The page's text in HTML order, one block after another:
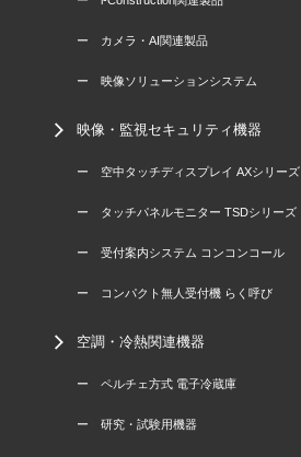
ー カメラ・AI関連製品
ー 映像ソリューションシステム
映像・監視セキュリティ機器
ー 空中タッチディスプレイ AXシリーズ
ー タッチパネルモニター TSDシリーズ
ー 受付案内システム コンコンコール
ー コンパクト無人受付機 らく呼び
空調・冷熱関連機器
ー ペルチェ方式 電子冷蔵庫
ー 研究・試験用機器